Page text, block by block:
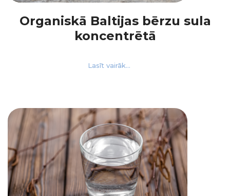
Organiskā Baltijas bērzu sula
koncentrētā
Lasīt vairāk...